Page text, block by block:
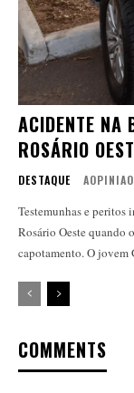
ACIDENTE NA
ROSÁRIO
DESTAQUE AOPINIAO
Testemunhas e peritos
Rosário Oeste quando
capotamento. O jovem
COMMENTS